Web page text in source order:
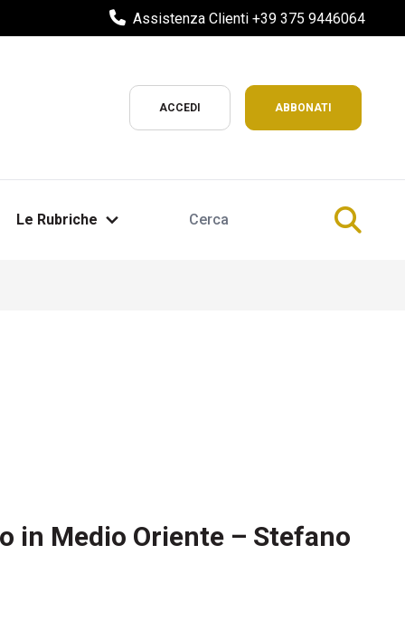
Assistenza Clienti +39 375 9446064
ACCEDI ABBONATI
Le Rubriche
in Medio Oriente – Stefano